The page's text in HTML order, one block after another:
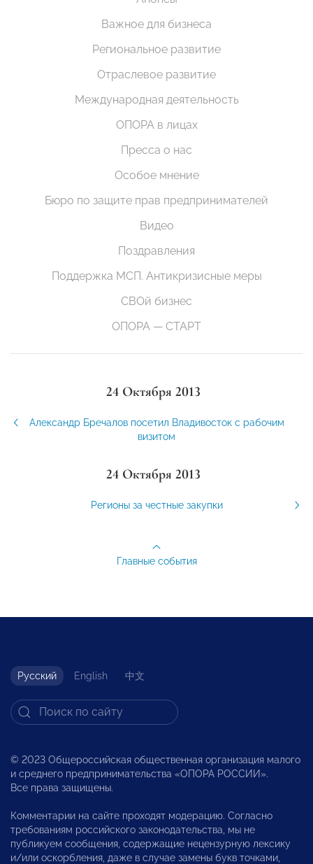
Важное для бизнеса
Региональное развитие
Отраслевое развитие
Международная деятельность
ОПОРА в лицах
Пресса о нас
Особое мнение
Бюро по защите прав предпринимателей
Видео
Поздравления
Поддержка МСП. Антикризисные меры
СВОй бизнес
ОПОРА — СТАРТ
24 Октября 2013
Александр Бречалов посетил Владивосток с рабочим
визитом
24 Октября 2013
Регионы за честные закупки
Главные события
Русский English 中文
© 2023 Общероссийская общественная организация малого
и среднего предпринимательства «ОПОРА РОССИИ».
Все права защищены.
Комментарии на сайте проходят модерацию. Согласно
требованиям российского законодательства, мы не
публикуем сообщения, содержащие нецензурную лексику
и/или оскорбления, даже в случае замены букв точками,